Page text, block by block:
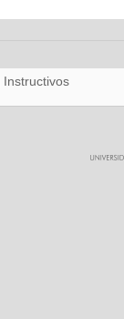
Instructivos